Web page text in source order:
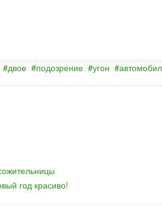
двое подозрение угон
год красиво!